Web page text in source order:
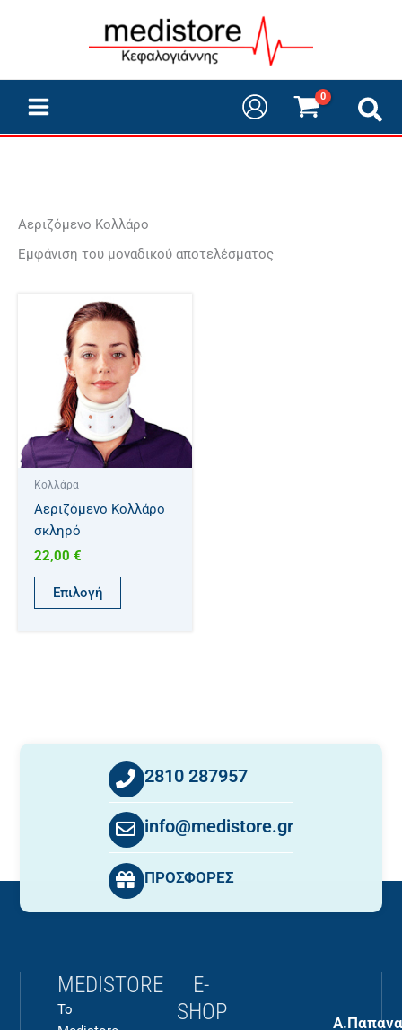
Αεριζόμενο Κολλάρο
Εμφάνιση του μοναδικού αποτελέσματος
Κολλάρα
Αεριζόμενο Κολλάρο
σκληρό
22,00 €
Επιλογή
Αυτό
το
προϊόν
έχει
πολλαπλές
παραλλαγές.
Οι
επιλογές
επιλεγούν
προϊόντος
2810 287957
info@medistore.gr
ΠΡΟΣΦΟΡΕΣ
MEDISTORE
Το
E-
SHOP